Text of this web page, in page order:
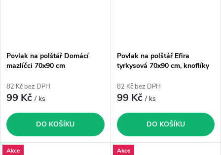
Povlak na polštář Domácí
mazlíčci 70x90 cm
82 Kč bez DPH
99 Kč/ ks
DO KOŠÍKU
Povlak na polštář Efira
tyrkysová 70x90 cm, knoflíky
82 Kč bez DPH
99 Kč/ ks
DO KOŠÍKU
Akce Akce